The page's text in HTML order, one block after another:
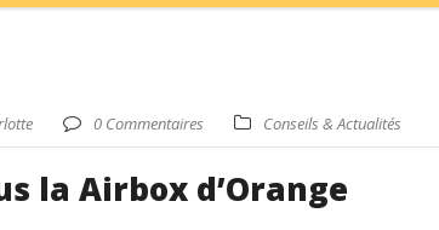
0 Commentaires Conseils & Actualités
la Airbox d’Orange